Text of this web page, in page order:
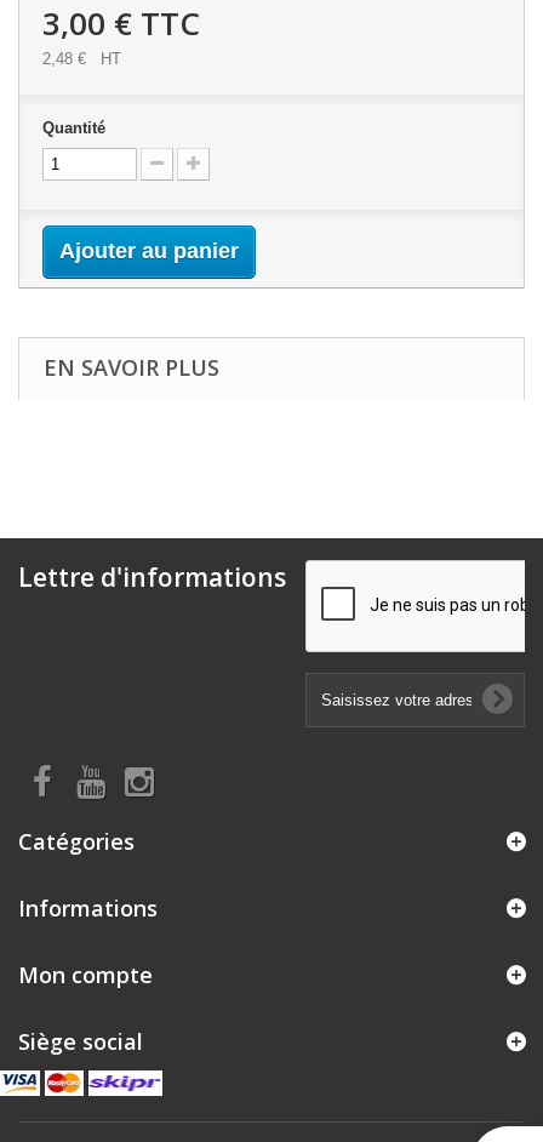
3,00 € TTC
2,48 € HT
Quantité
Ajouter au panier
EN SAVOIR PLUS
Lettre d'informations
Catégories
Informations
Mon compte
Siège social